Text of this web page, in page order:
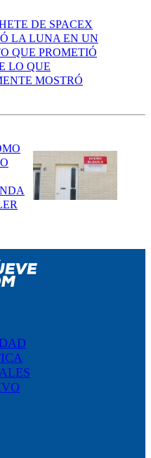
DE SPACEX
LA LUNA EN UN
QUE PROMETIÓ
LO QUE
MOSTRÓ